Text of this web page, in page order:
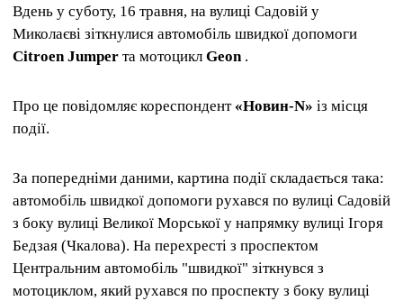
Вдень у суботу, 16 травня, на вулиці Садовій у
Миколаєві зіткнулися автомобіль швидкої допомоги
Citroen Jumper та мотоцикл Geon.
Про це повідомляє кореспондент «Новин-N» із місця
події.
За попередніми даними, картина події складається така:
автомобіль швидкої допомоги рухався по вулиці Садовій
з боку вулиці Великої Морської у напрямку вулиці Ігоря
Бедзая (Чкалова). На перехресті з проспектом
Центральним автомобіль "швидкої" зіткнувся з
мотоциклом, який рухався по проспекту з боку вулиці